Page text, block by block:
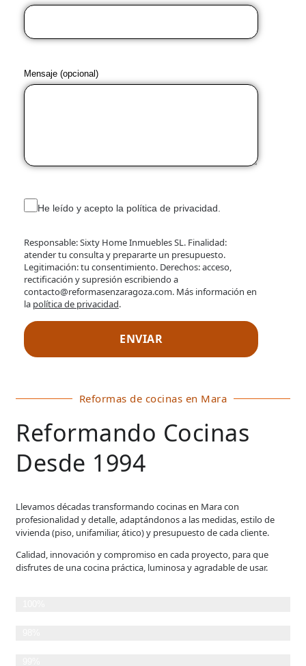
Mensaje (opcional)
He leído y acepto la política de privacidad.
Responsable: Sixty Home Inmuebles SL. Finalidad:
atender tu consulta y prepararte un presupuesto.
Legitimación: tu consentimiento. Derechos: acceso,
rectificación y supresión escribiendo a
contacto@reformasenzaragoza.com. Más información en
la política de privacidad.
Reformas de cocinas en Mara
Reformando Cocinas
Desde 1994
Llevamos décadas transformando cocinas en Mara con
profesionalidad y detalle, adaptándonos a las medidas, estilo de
vivienda (piso, unifamiliar, ático) y presupuesto de cada cliente.
Calidad, innovación y compromiso en cada proyecto, para que
disfrutes de una cocina práctica, luminosa y agradable de usar.